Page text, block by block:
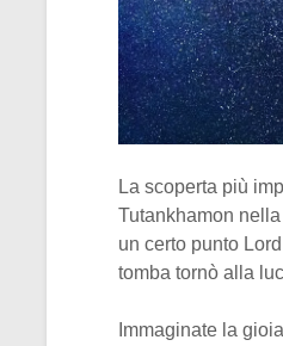
La scoperta più
Tutankhamon
un certo punto
tomba tornò alla
Immaginate la